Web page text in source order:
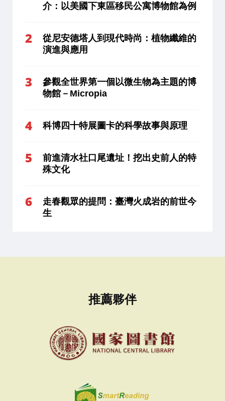
介：以美國下東區移民公寓博物館為例
從尼安德塔人到現代時尚：植物纖維的
演進與應用
參觀全世界第一個以微生物為主題的博
物館－Micropia
科博四十特展圖卡的科學故事與原理
前進清水社口尾遺址！挖出史前人的特
殊文化
走春觀眾的提問：臺灣火成岩的前世今
生
推薦夥伴